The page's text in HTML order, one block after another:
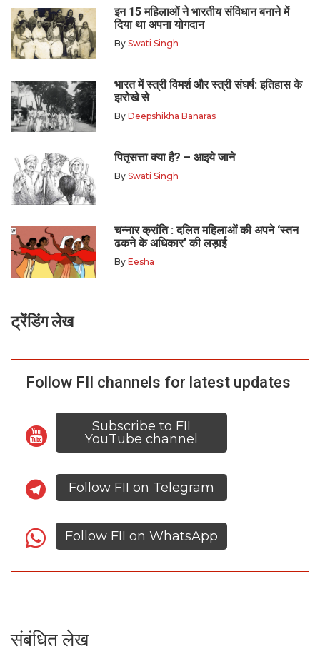
इन 15 महिलाओं ने भारतीय संविधान बनाने में
दिया था अपना योगदान
By Swati Singh
भारत में स्त्री विमर्श और स्त्री संघर्ष: इतिहास के
झरोखे से
By Deepshikha Banaras
पितृसत्ता क्या है? – आइये जाने
By Swati Singh
चन्नार क्रांति : दलित महिलाओं की अपने ‘स्तन
ढकने के अधिकार’ की लड़ाई
By Eesha
ट्रेंडिंग लेख
Follow FII channels for latest updates
Subscribe to FII
YouTube channel
Follow FII on Telegram
Follow FII on WhatsApp
संबंधित लेख